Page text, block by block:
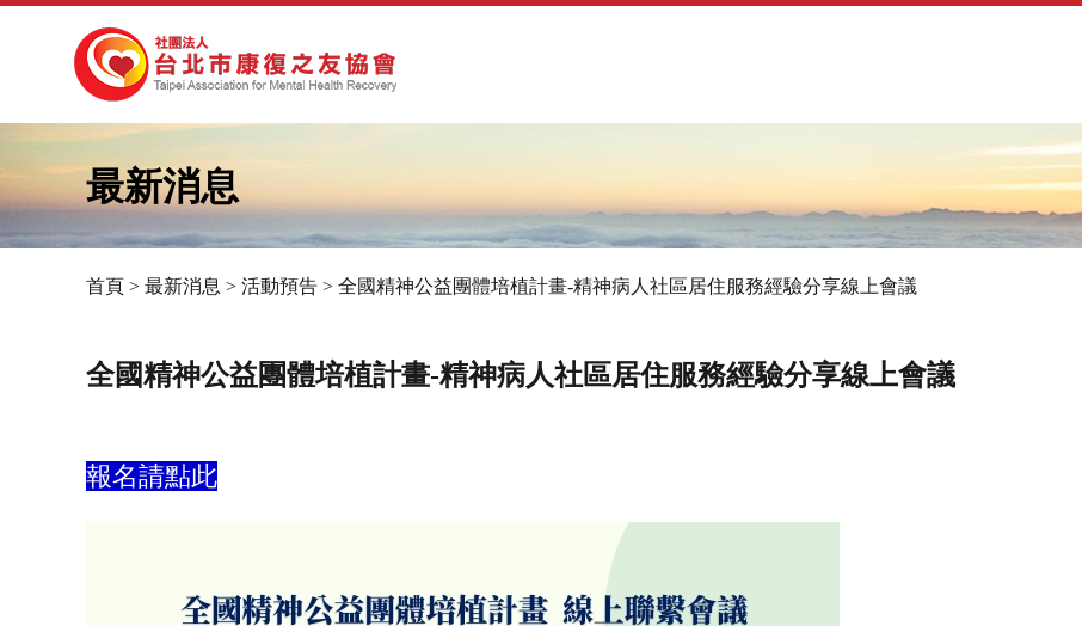
最新消息
您
在
裡
首頁 > 最新消息 > 活動預告 > 全國精神公益團體培植計畫-精神病人社區居住服務經驗分享線上會議
全國精神公益團體培植計畫-精神病人社區居住服務經驗分享線上會議
報名請點此